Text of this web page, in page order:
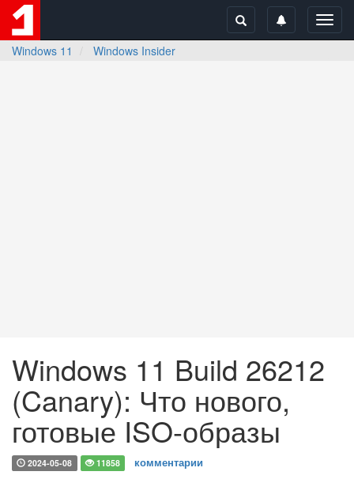
Windows 11
Windows Insider
Windows 11 Build 26212
(Canary): Что нового,
готовые ISO-образы
2024-05-08 11858 комментарии